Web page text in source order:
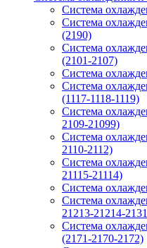
Система
Система
(2190)
Система
(2101-2107)
Система
Система
(1117-1118-1119)
Система
2109-21099)
Система
2110-2112)
Система
21115-21114)
Система
Система
21213-21214-
Система
(2171-2170-2172)